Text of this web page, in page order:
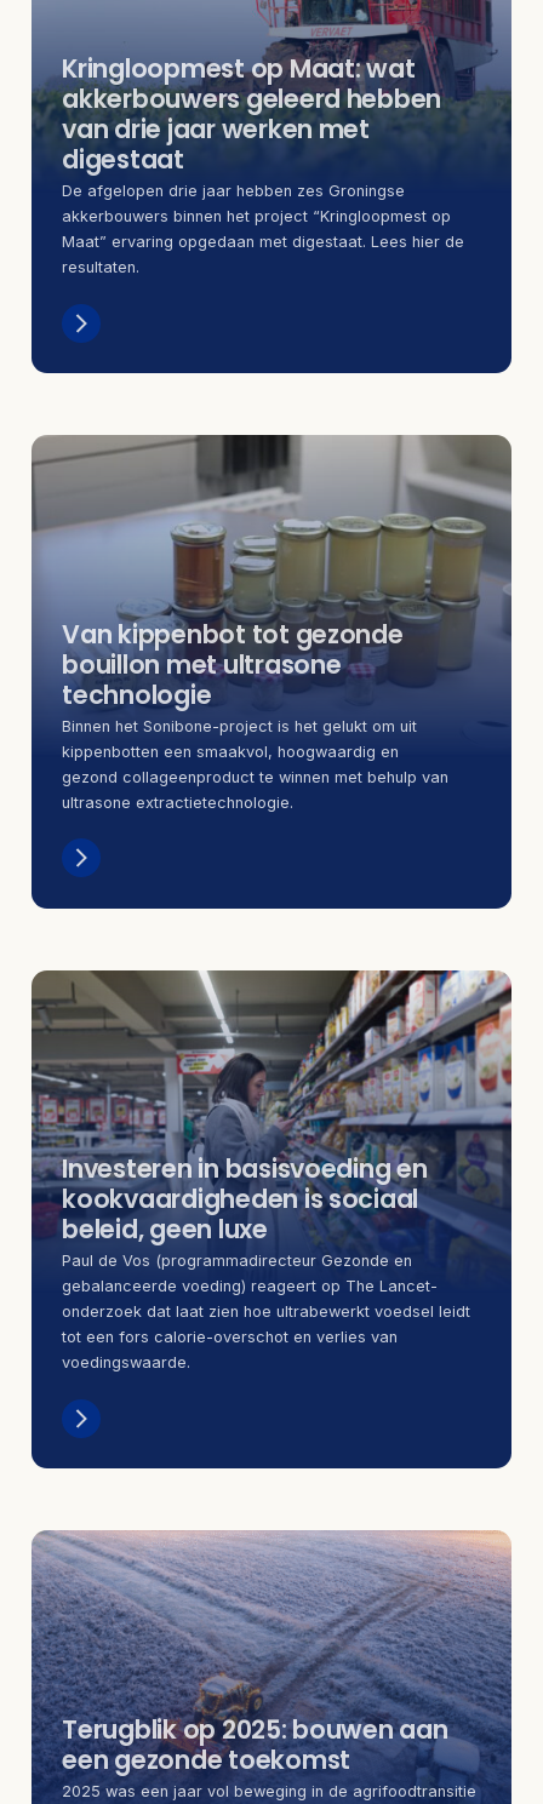
Kringloopmest op Maat: wat
akkerbouwers geleerd hebben
van drie jaar werken met
digestaat
De afgelopen drie jaar hebben zes Groningse
akkerbouwers binnen het project “Kringloopmest op
Maat” ervaring opgedaan met digestaat. Lees hier de
resultaten.
Van kippenbot tot gezonde
bouillon met ultrasone
technologie
Binnen het Sonibone-project is het gelukt om uit
kippenbotten een smaakvol, hoogwaardig en
gezond collageenproduct te winnen met behulp van
ultrasone extractietechnologie.
Investeren in basisvoeding en
kookvaardigheden is sociaal
beleid, geen luxe
Paul de Vos (programmadirecteur Gezonde en
gebalanceerde voeding) reageert op The Lancet-
onderzoek dat laat zien hoe ultrabewerkt voedsel leidt
tot een fors calorie-overschot en verlies van
voedingswaarde.
Terugblik op 2025: bouwen aan
een gezonde toekomst
2025 was een jaar vol beweging in de agrifoodtransitie